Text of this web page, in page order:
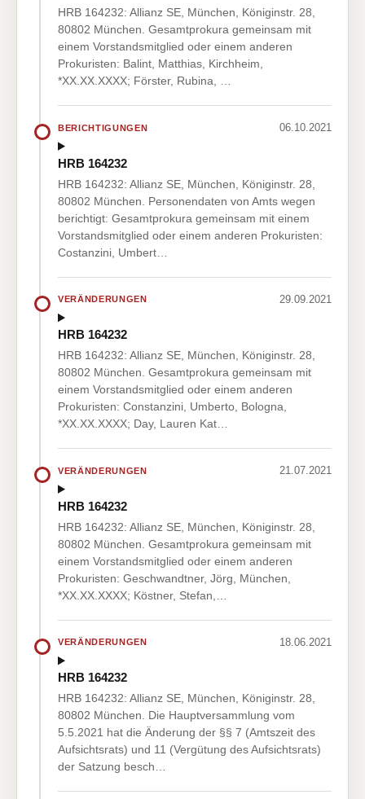
HRB 164232: Allianz SE, München, Königinstr. 28,
80802 München. Gesamtprokura gemeinsam mit
einem Vorstandsmitglied oder einem anderen
Prokuristen: Balint, Matthias, Kirchheim,
*XX.XX.XXXX; Förster, Rubina, …
BERICHTIGUNGEN 06.10.2021
HRB 164232
HRB 164232: Allianz SE, München, Königinstr. 28,
80802 München. Personendaten von Amts wegen
berichtigt: Gesamtprokura gemeinsam mit einem
Vorstandsmitglied oder einem anderen Prokuristen:
Costanzini, Umbert…
VERÄNDERUNGEN 29.09.2021
HRB 164232
HRB 164232: Allianz SE, München, Königinstr. 28,
80802 München. Gesamtprokura gemeinsam mit
einem Vorstandsmitglied oder einem anderen
Prokuristen: Constanzini, Umberto, Bologna,
*XX.XX.XXXX; Day, Lauren Kat…
VERÄNDERUNGEN 21.07.2021
HRB 164232
HRB 164232: Allianz SE, München, Königinstr. 28,
80802 München. Gesamtprokura gemeinsam mit
einem Vorstandsmitglied oder einem anderen
Prokuristen: Geschwandtner, Jörg, München,
*XX.XX.XXXX; Köstner, Stefan,…
VERÄNDERUNGEN 18.06.2021
HRB 164232
HRB 164232: Allianz SE, München, Königinstr. 28,
80802 München. Die Hauptversammlung vom
5.5.2021 hat die Änderung der §§ 7 (Amtszeit des
Aufsichtsrats) und 11 (Vergütung des Aufsichtsrats)
der Satzung besch…